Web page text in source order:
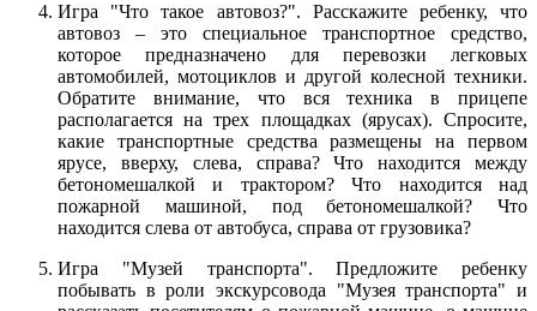
Игра "Что такое автовоз?". Расскажите ребенку, что
автовоз – это специальное транспортное средство,
которое предназначено для перевозки легковых
автомобилей, мотоциклов и другой колесной техники.
Обратите внимание, что вся техника в прицепе
располагается на трех площадках (ярусах). Спросите,
какие транспортные средства размещены на первом
ярусе, вверху, слева, справа? Что находится между
бетономешалкой и трактором? Что находится над
пожарной машиной, под бетономешалкой? Что
находится слева от автобуса, справа от грузовика?
Игра "Музей транспорта". Предложите ребенку
побывать в роли экскурсовода "Музея транспорта" и